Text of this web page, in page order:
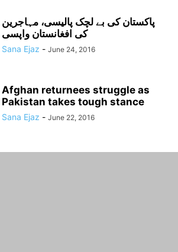
پاکستان کی بے لچک پالیسی، مہاجرین
کی افغانستان واپسی
Sana Ejaz - June 24, 2016
Afghan returnees struggle as
Pakistan takes tough stance
Sana Ejaz - June 22, 2016